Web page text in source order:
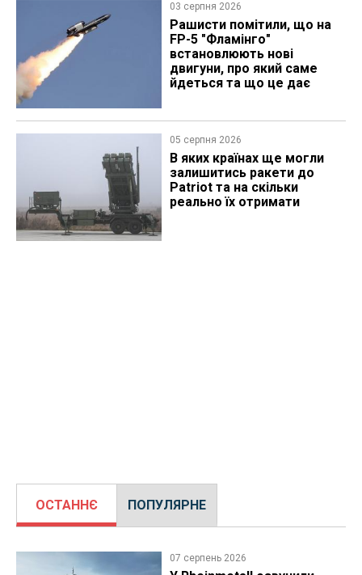
03 серпня 2026
Рашисти помітили, що на
FP-5 "Фламінго"
встановлюють нові
двигуни, про який саме
йдеться та що це дає
05 серпня 2026
В яких країнах ще могли
залишитись ракети до
Patriot та на скільки
реально їх отримати
ОСТАННЄ ПОПУЛЯРНЕ
07 серпень 2026